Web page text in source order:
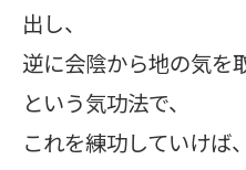
出し、
逆に会陰から地の気を
という気功法で、
これを練功していけば